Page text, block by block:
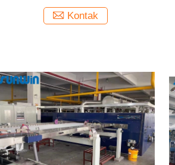
Kontak